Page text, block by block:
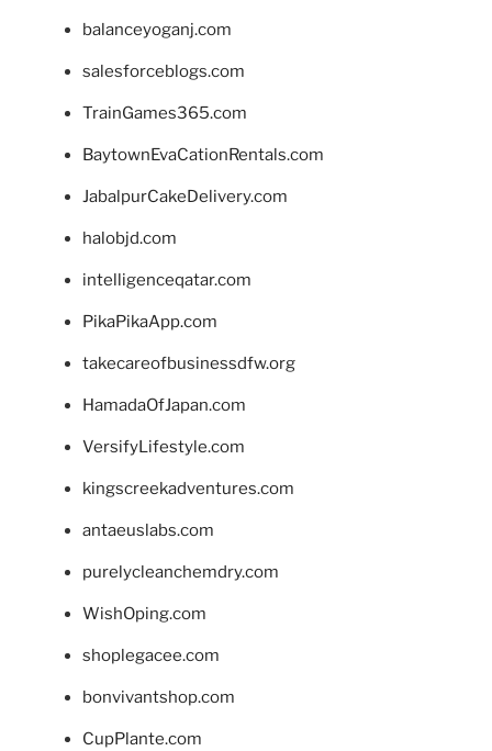
balanceyoganj.com
salesforceblogs.com
TrainGames365.com
BaytownEvaCationRentals.com
JabalpurCakeDelivery.com
halobjd.com
intelligenceqatar.com
PikaPikaApp.com
takecareofbusinessdfw.org
HamadaOfJapan.com
VersifyLifestyle.com
kingscreekadventures.com
antaeuslabs.com
purelycleanchemdry.com
WishOping.com
shoplegacee.com
bonvivantshop.com
CupPlante.com